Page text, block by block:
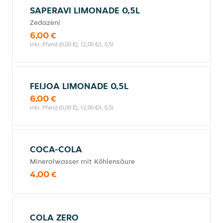
SAPERAVI LIMONADE 0,5L
Zedazeni
6,00 €
inkl. Pfand (0,00 €), 12,00 €/l, 0,5l
FEIJOA LIMONADE 0,5L
6,00 €
inkl. Pfand (0,00 €), 12,00 €/l, 0,5l
COCA-COLA
Mineralwasser mit Köhlensäure
4,00 €
COLA ZERO